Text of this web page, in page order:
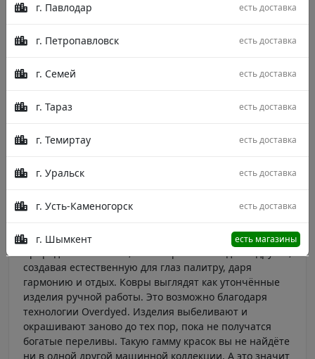
г. Павлодар есть доставка
г. Петропавловск есть доставка
г. Семей есть доставка
г. Тараз есть доставка
г. Темиртау есть доставка
г. Уральск есть доставка
г. Усть-Каменогорск есть доставка
г. Шымкент есть магазины
лёгкая победа над унынием. Ковры Osmanlım
оттенка, идеально дополняющих друг друга. Как в
создавая естественную для глаз палитру, даря
гармонию и отдых. Ковры выглядят как утончённые
изделия ручной работы. Это возможно благодаря
технологии Overdyed. Изделия выбеливают и
окрашивают заново до тех пор, пока не получатся
богатые переливы. Такую гамму красок вы не найдёте
ни в одной другой машинной коллекции. А это значит